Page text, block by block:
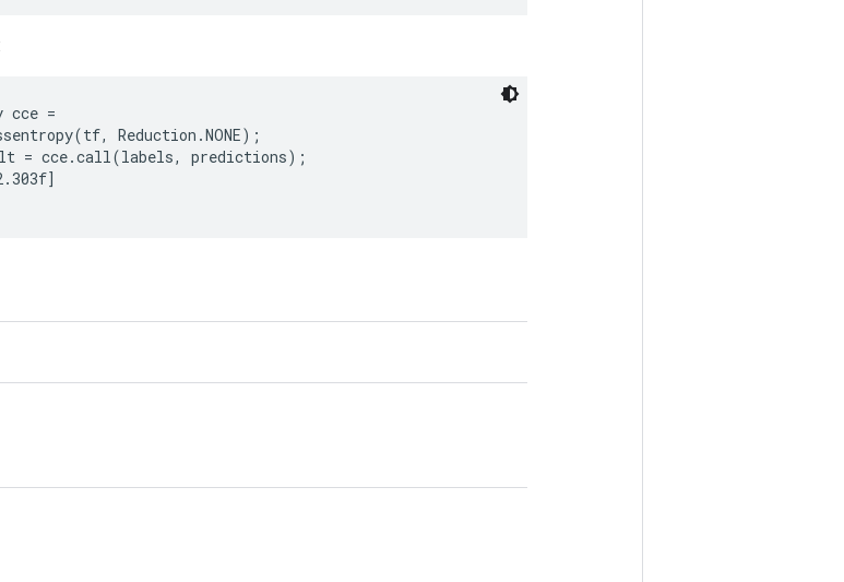
cce =
Reduction.NONE);
= cce.call(labels, predictions);